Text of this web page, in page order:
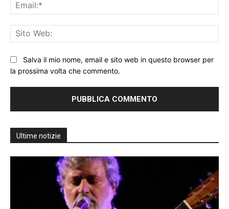
Salva il mio nome, email e sito web in questo browser per
la prossima volta che commento.
Ultime notizie